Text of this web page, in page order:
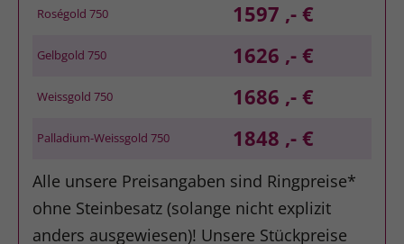
Roségold 750 1597 ,- €
Gelbgold 750 1626 ,- €
Weissgold 750 1686 ,- €
Palladium-Weissgold 750 1848 ,- €
Alle unsere Preisangaben sind Ringpreise*
ohne Steinbesatz (solange nicht explizit
anders ausgewiesen)! Unsere Stückpreise